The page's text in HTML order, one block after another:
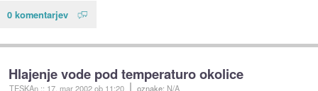
0 komentarjev
Hlajenje vode pod temperaturo okolice
TESKAn :: 17. mar 2002ob 11:20 oznake: N/A